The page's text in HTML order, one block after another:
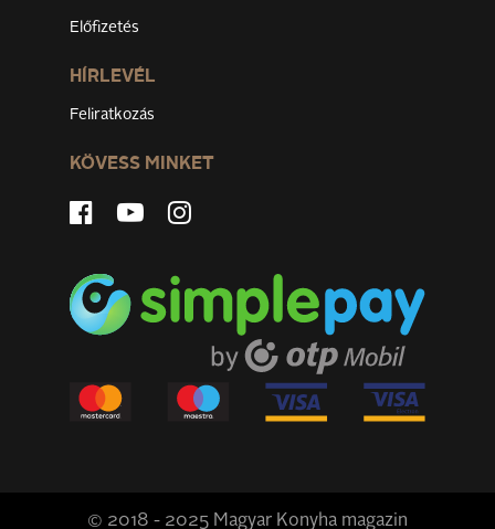
Előfizetés
HÍRLEVÉL
Feliratkozás
KÖVESS MINKET
© 2018 - 2025 Magyar Konyha magazin